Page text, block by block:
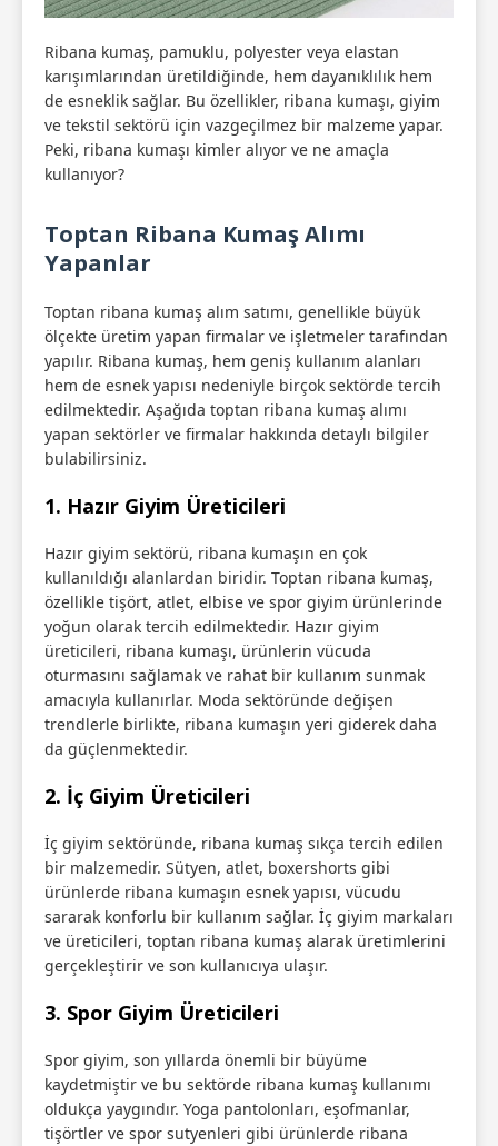
Ribana kumaş, pamuklu, polyester veya elastan
karışımlarından üretildiğinde, hem dayanıklılık hem
de esneklik sağlar. Bu özellikler, ribana kumaşı, giyim
ve tekstil sektörü için vazgeçilmez bir malzeme yapar.
Peki, ribana kumaşı kimler alıyor ve ne amaçla
kullanıyor?
Toptan Ribana Kumaş Alımı
Yapanlar
Toptan ribana kumaş alım satımı, genellikle büyük
ölçekte üretim yapan firmalar ve işletmeler tarafından
yapılır. Ribana kumaş, hem geniş kullanım alanları
hem de esnek yapısı nedeniyle birçok sektörde tercih
edilmektedir. Aşağıda toptan ribana kumaş alımı
yapan sektörler ve firmalar hakkında detaylı bilgiler
bulabilirsiniz.
1. Hazır Giyim Üreticileri
Hazır giyim sektörü, ribana kumaşın en çok
kullanıldığı alanlardan biridir. Toptan ribana kumaş,
özellikle tişört, atlet, elbise ve spor giyim ürünlerinde
yoğun olarak tercih edilmektedir. Hazır giyim
üreticileri, ribana kumaşı, ürünlerin vücuda
oturmasını sağlamak ve rahat bir kullanım sunmak
amacıyla kullanırlar. Moda sektöründe değişen
trendlerle birlikte, ribana kumaşın yeri giderek daha
da güçlenmektedir.
2. İç Giyim Üreticileri
İç giyim sektöründe, ribana kumaş sıkça tercih edilen
bir malzemedir. Sütyen, atlet, boxershorts gibi
ürünlerde ribana kumaşın esnek yapısı, vücudu
sararak konforlu bir kullanım sağlar. İç giyim markaları
ve üreticileri, toptan ribana kumaş alarak üretimlerini
gerçekleştirir ve son kullanıcıya ulaşır.
3. Spor Giyim Üreticileri
Spor giyim, son yıllarda önemli bir büyüme
kaydetmiştir ve bu sektörde ribana kumaş kullanımı
oldukça yaygındır. Yoga pantolonları, eşofmanlar,
tişörtler ve spor sutyenleri gibi ürünlerde ribana